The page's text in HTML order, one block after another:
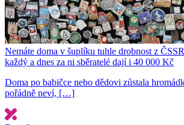
Nemáte doma v šuplíku tuhle drobnost z
každý a dnes za ni sběratelé dají i 40 000 Kč
Doma po babičce nebo dědovi zůstala
pořádně neví, […]